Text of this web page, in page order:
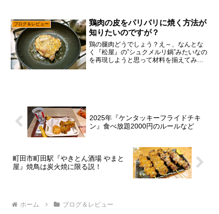
んとなく港ら辺をウロウロ徘徊していた
ら、なんか”軍艦島”の...
ブログ＆レビュー
鶏肉の皮をパリパリに焼く方法が
知りたいのですが？
鶏の腿肉どうでしょう？え～、なんとな
く『松屋』の”シュクメルリ鍋”みたいなの
を再現しようと思って材料を揃えてみた
2025年『ケンタッキーフライドチキ
ン』食べ放題2000円のルールなど
町田市町田駅『やきとん酒場 やまと
屋』焼鳥は炭火焼に限る説！
ホーム ブログ＆レビュー